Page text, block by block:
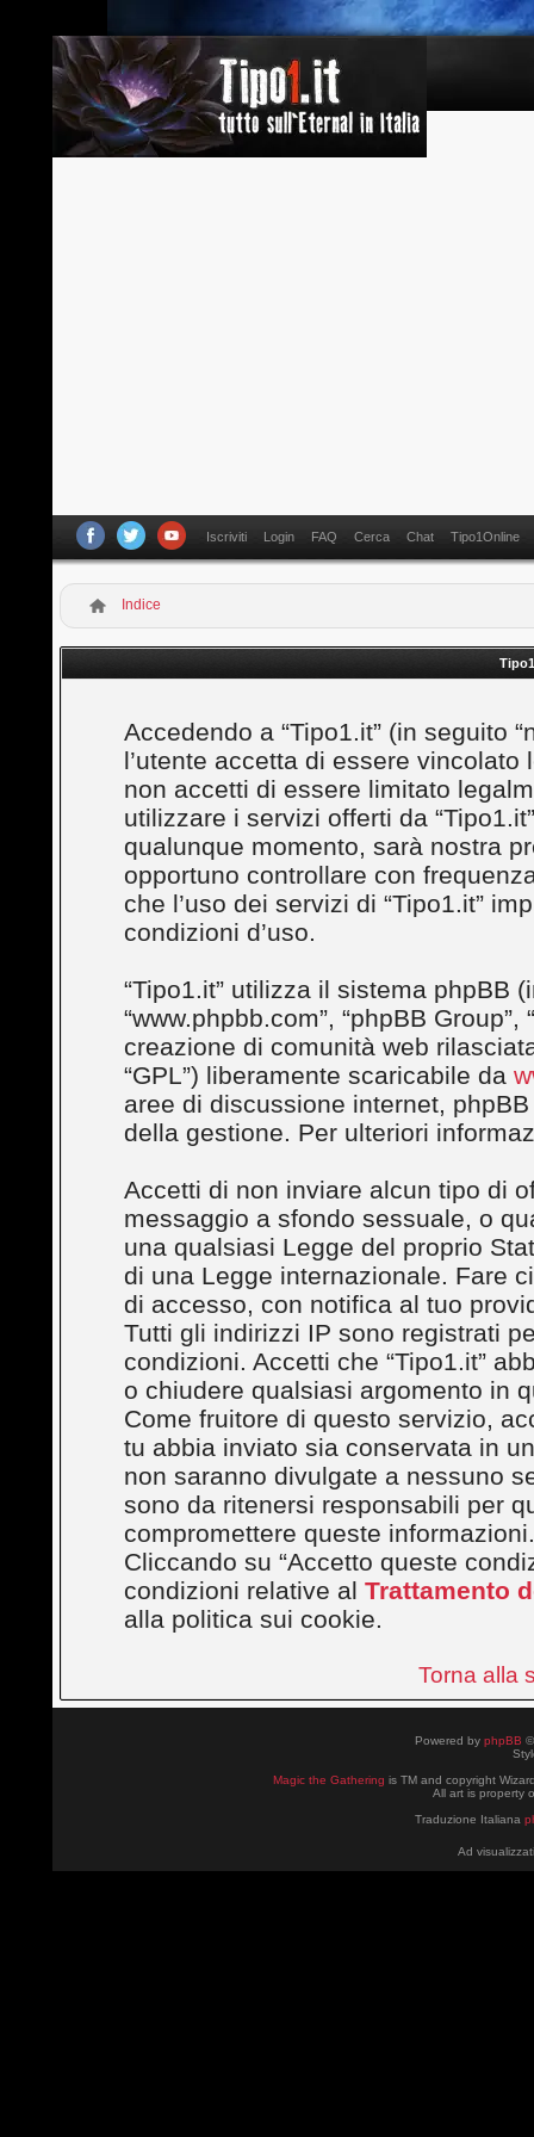
Iscriviti Login FAQ Cerca Chat Tipo1Online
Indice
Accedendo a “Tipo1.it” (in seguito
l’utente accetta di essere
non accetti di essere limitato
utilizzare i servizi offerti da
qualunque momento, sarà nostra
opportuno controllare con
che l’uso dei servizi di “Tipo1.it”
condizioni d’uso.
“Tipo1.it” utilizza il sistema phpBB
“www.phpbb.com”, “phpBB
creazione di comunità web
“GPL”) liberamente scaricabile da
aree di discussione internet,
della gestione. Per ulteriori
Accetti di non inviare alcun tipo di
messaggio a sfondo sessuale, o
una qualsiasi Legge del proprio
di una Legge internazionale. Fare
di accesso, con notifica al tuo
Tutti gli indirizzi IP sono registrati
condizioni. Accetti che “Tipo1.it”
o chiudere qualsiasi argomento in
Come fruitore di questo servizio,
tu abbia inviato sia conservata in
non saranno divulgate a nessuno
sono da ritenersi responsabili per
compromettere queste informazioni.
Cliccando su “Accetto queste
condizioni relative al Trattamento
alla politica sui cookie.
Torna alla
Powered by phpBB
Magic the Gathering is TM and copyright
All art is property
Traduzione Italiana
Ad